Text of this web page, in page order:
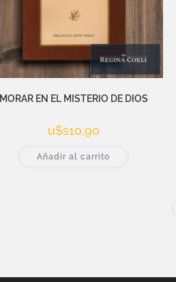
MORAR EN EL MISTERIO DE DIOS
u$s10,90
Añadir al carrito